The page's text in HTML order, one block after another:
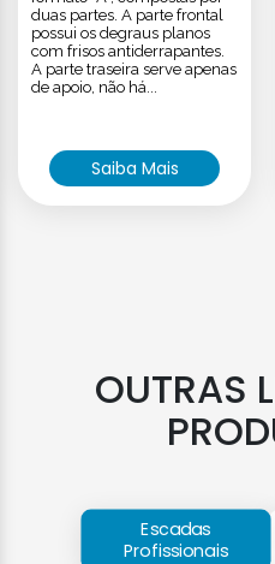
duas partes. A parte frontal
possui os degraus planos
com frisos antiderrapantes.
A parte traseira serve apenas
de apoio, não há...
Saiba Mais
OUTRAS
Escadas
Profissionais